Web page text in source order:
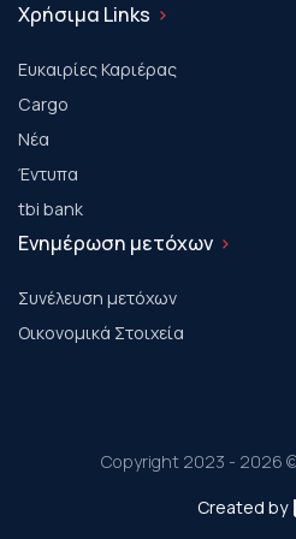
Χρήσιμα Links
Ευκαιρίες Καριέρας
Cargo
Νέα
Έντυπα
tbi bank
Ενημέρωση μετόχων
Συνέλευση μετόχων
Οικονομικά Στοιχεία
Copyright 2023 - 2026
Created by